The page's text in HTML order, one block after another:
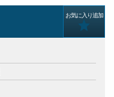
お気に入り追加